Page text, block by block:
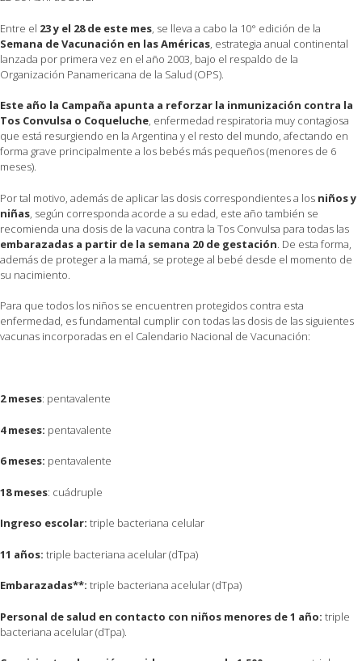
Entre el 23 y el 28 de este mes , se lleva a cabo la 10° edición de la
Semana de Vacunación en las Américas , estrategia anual continental
lanzada por primera vez en el año 2003, bajo el respaldo de la
Organización Panamericana de la Salud (OPS).
Este año la Campaña apunta a reforzar la inmunización contra la
Tos Convulsa o Coqueluche, enfermedad respiratoria muy contagiosa
que está resurgiendo en la Argentina y el resto del mundo, afectando en
forma grave principalmente a los bebés más pequeños (menores de 6
meses).
Por tal motivo, además de aplicar las dosis correspondientes a los niños y
niñas , según corresponda acorde a su edad, este año también se
recomienda una dosis de la vacuna contra la Tos Convulsa para todas las
embarazadas a partir de la semana 20 de gestación . De esta forma,
además de proteger a la mamá, se protege al bebé desde el momento de
su nacimiento.
Para que todos los niños se encuentren protegidos contra esta
enfermedad, es fundamental cumplir con todas las dosis de las siguientes
vacunas incorporadas en el Calendario Nacional de Vacunación:
2 meses: pentavalente
4 meses: pentavalente
6 meses: pentavalente
18 meses: cuádruple
Ingreso escolar: triple bacteriana celular
11 años: triple bacteriana acelular (dTpa)
Embarazadas**: triple bacteriana acelular (dTpa)
Personal de salud en contacto con niños menores de 1 año: triple
bacteriana acelular (dTpa).